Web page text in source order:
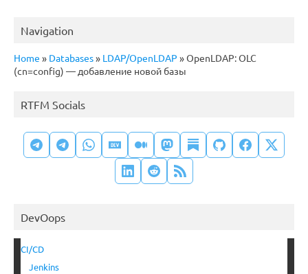
Navigation
Home » Databases» LDAP/OpenLDAP »OpenLDAP: OLC
(cn=config) — добавление новой базы
RTFM Socials
DevOops
CI/CD
Jenkins